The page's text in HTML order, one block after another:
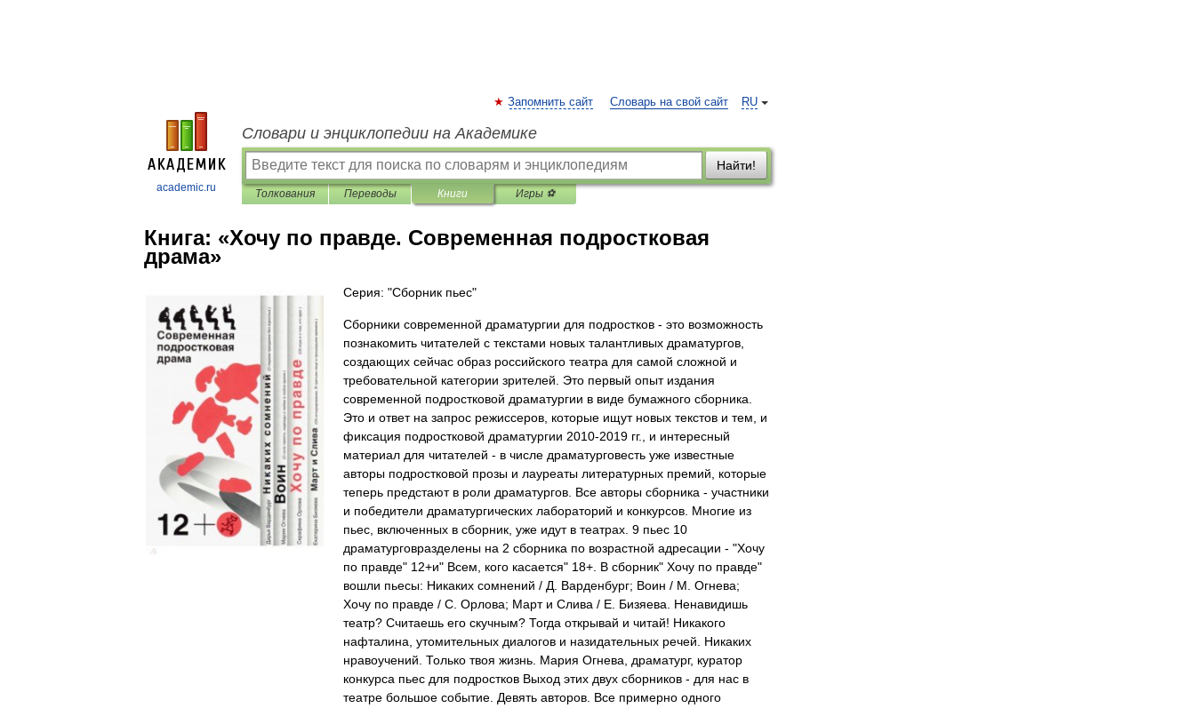
academic.ru
RU
Запомнить сайт Словарь на свой сайт
Словари и энциклопедии на Академике
Найти!
Толкования Переводы Книги Игры ⚽
Книга: «Хочу по правде. Современная подростковая
драма»
Серия: "Сборник пьес"
Сборники современной драматургии для подростков - это возможность
познакомить читателей с текстами новых талантливых драматургов,
создающих сейчас образ российского театра для самой сложной и
требовательной категории зрителей. Это первый опыт издания
современной подростковой драматургии в виде бумажного сборника.
Это и ответ на запрос режиссеров, которые ищут новых текстов и тем, и
фиксация подростковой драматургии 2010-2019 гг., и интересный
материал для читателей - в числе драматурговесть уже известные
авторы подростковой прозы и лауреаты литературных премий, которые
теперь предстают в роли драматургов. Все авторы сборника - участники
и победители драматургических лабораторий и конкурсов. Многие из
пьес, включенных в сборник, уже идут в театрах. 9 пьес 10
драматурговразделены на 2 сборника по возрастной адресации - "Хочу
по правде" 12+и" Всем, кого касается" 18+. В сборник" Хочу по правде"
вошли пьесы: Никаких сомнений / Д. Варденбург; Воин / М. Огнева;
Хочу по правде / С. Орлова; Март и Слива / Е. Бизяева. Ненавидишь
театр? Считаешь его скучным? Тогда открывай и читай! Никакого
нафталина, утомительных диалогов и назидательных речей. Никаких
нравоучений. Только твоя жизнь. Мария Огнева, драматург, куратор
конкурса пьес для подростков Выход этих двух сборников - для нас в
театре большое событие. Девять авторов. Все примерно одного